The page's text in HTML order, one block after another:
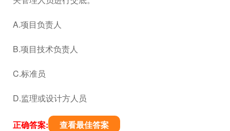
A.项目负责人
B.项目技术负责人
C.标准员
D.监理或设计方人员
正确答案: 查看最佳答案